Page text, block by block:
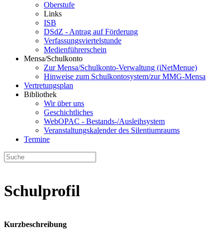
Oberstufe
Links
ISB
DSdZ - Antrag auf Förderung
Verfassungsviertelstunde
Medienführerschein
Mensa/Schulkonto
Zur Mensa/Schulkonto-Verwaltung (iNetMenue)
Hinweise zum Schulkontosystem/zur MMG-Mensa
Vertretungsplan
Bibliothek
Wir über uns
Geschichtliches
WebOPAC - Bestands-/Ausleihsystem
Veranstaltungskalender des Silentiumraums
Termine
Schulprofil
Kurzbeschreibung